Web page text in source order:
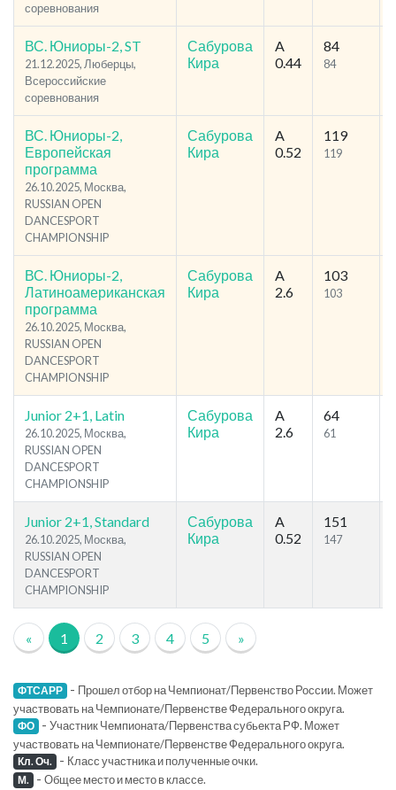
соревнования
ВС. Юниоры-2, ST
21.12.2025, Люберцы,
Всероссийские
соревнования
Сабурова
Кира
A
0.44
84
84
ВС. Юниоры-2,
Европейская
программа
26.10.2025, Москва,
RUSSIAN OPEN
DANCESPORT
CHAMPIONSHIP
Сабурова
Кира
A
0.52
119
119
ВС. Юниоры-2,
Латиноамериканская
программа
26.10.2025, Москва,
RUSSIAN OPEN
DANCESPORT
CHAMPIONSHIP
Сабурова
Кира
A
2.6
103
103
Junior 2+1, Latin
26.10.2025, Москва,
RUSSIAN OPEN
DANCESPORT
CHAMPIONSHIP
Сабурова
Кира
A
2.6
64
61
Junior 2+1, Standard
26.10.2025, Москва,
RUSSIAN OPEN
DANCESPORT
CHAMPIONSHIP
Сабурова
Кира
A
0.52
151
147
« 1 2 3 4 5 »
ФТСАРР - Прошел отбор на Чемпионат/Первенство России. Может
участвовать на Чемпионате/Первенстве Федерального округа.
ФО - Участник Чемпионата/Первенства субьекта РФ. Может
участвовать на Чемпионате/Первенстве Федерального округа.
Кл. Оч. - Класс участника и полученные очки.
М. - Общее место и место в классе.